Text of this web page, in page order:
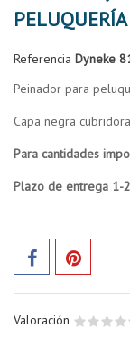
PELUQUERÍA
Referencia Dyneke
Peinador para
Capa negra
Para cantidades
Plazo de entrega 1-
Valoración